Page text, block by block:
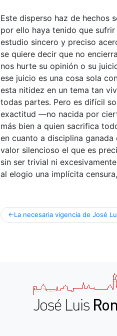
Este disperso haz de hechos
por ello haya tenido que
estudio sincero y preciso
se quiere decir que no
nos hurte su opinión o su
ese juicio es una cosa sola
esta nitidez en un tema tan
todas partes. Pero es difícil
exactitud —no nacida por
más bien a quien sacrifica
en cuanto a disciplina
valor silencioso el que es
sin ser trivial ni
al elogio una implícita
Navegación
La necesaria vigencia de José